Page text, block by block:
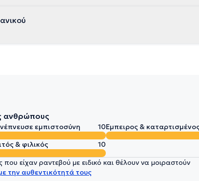
ανθρώπους
εμπιστοσύνη 10Έμπειρος &
& φιλικός 10
είχαν ραντεβού με ειδικό και θέλουν να μοιραστούν
την αυθεντικότητά τους